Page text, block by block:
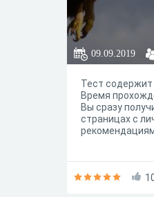
09.09.2019
Тест содержит
Время
Вы сразу
страницах с